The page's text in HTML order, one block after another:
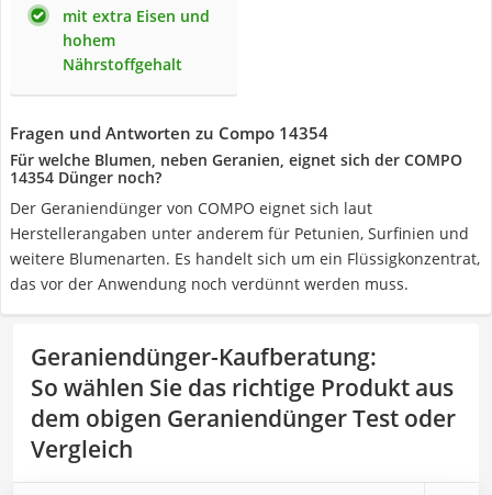
mit extra Eisen und
hohem
Nährstoffgehalt
Fragen und Antworten zu Compo 14354
Für welche Blumen, neben Geranien, eignet sich der COMPO
14354 Dünger noch?
Der Geraniendünger von COMPO eignet sich laut
Herstellerangaben unter anderem für Petunien, Surfinien und
weitere Blumenarten. Es handelt sich um ein Flüssigkonzentrat,
das vor der Anwendung noch verdünnt werden muss.
Geraniendünger-Kaufberatung:
So wählen Sie das richtige Produkt aus
dem obigen Geraniendünger Test oder
Vergleich